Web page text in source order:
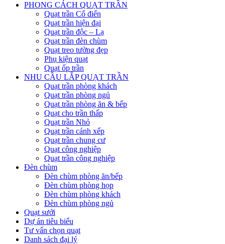
PHONG CÁCH QUẠT TRẦN
Quạt trần Cổ điển
Quạt trần hiện đại
Quạt trần độc – Lạ
Quạt trần đèn chùm
Quạt treo tường đẹp
Phụ kiện quạt
Quạt ốp trần
NHU CẦU LẮP QUẠT TRẦN
Quạt trần phòng khách
Quạt trần phòng ngủ
Quạt trần phòng ăn & bếp
Quạt cho trần thấp
Quạt trần Nhỏ
Quạt trần cánh xếp
Quạt trần chung cư
Quạt công nghiệp
Quạt trần công nghiệp
Đèn chùm
Đèn chùm phòng ăn/bếp
Đèn chùm phòng họp
Đèn chùm phòng khách
Đèn chùm phòng ngủ
Quạt sưởi
Dự án tiêu biểu
Tư vấn chọn quạt
Danh sách đại lý